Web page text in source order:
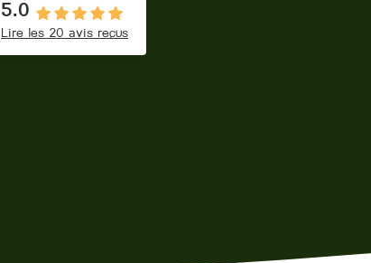
5.0
Lire les 20 avis reçus